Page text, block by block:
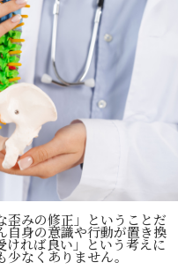
歪みの修正」ということだ
自身の意識や行動が置き換
ければ良い」という考えに
なくありません。